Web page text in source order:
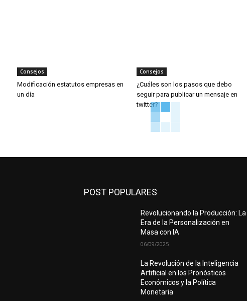
Consejos
Modificación estatutos empresas en
un día
Consejos
¿Cuáles son los pasos que debo
seguir para publicar un mensaje en
twitter?
POST POPULARES
Revolucionando la Producción: La
Era de la Personalización en
Masa con IA
06/09/2025
La Revolución de la Inteligencia
Artificial en los Pronósticos
Económicos y la Política
Monetaria